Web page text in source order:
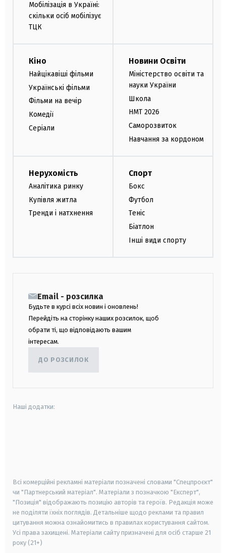
Мобілізація в Україні:
скільки осіб мобілізує
ТЦК
Кіно
Найцікавіші фільми
Українські фільми
Фільми на вечір
Комедії
Серіали
Новини Освіти
Міністерство освіти та
науки України
Школа
НМТ 2026
Саморозвиток
Навчання за кордоном
Нерухомість
Аналітика ринку
Купівля житла
Тренди і натхнення
Спорт
Бокс
Футбол
Теніс
Біатлон
Інші види спорту
Email - розсилка
Будьте в курсі всіх новин і оновлень!
Перейдіть на сторінку наших розсилок, щоб
обрати ті, що відповідають вашим
інтересам.
ДО РОЗСИЛОК
Наші додатки:
Всі комерційні рекламні матеріали позначені словами "Спецпроєкт"
чи "Партнерський матеріал". Матеріали з позначкою "Експерт",
"Позиція" відображають позицію авторів та героїв. Редакція може
не поділяти їхніх поглядів. Детальніше щодо реклами та правил
цитування можна ознайомитись в правилах користування сайтом.
Усі права захищені. Матеріали сайту призначені для осіб старше 21
року (21+)